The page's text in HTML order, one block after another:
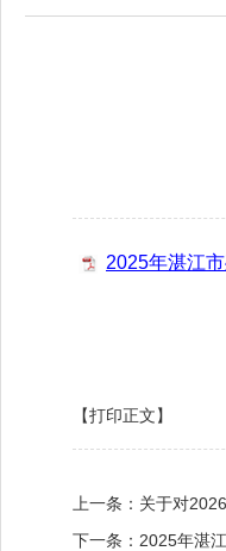
2025年湛江
【打印正文】
上一条： 关于对
下一条： 2025年湛